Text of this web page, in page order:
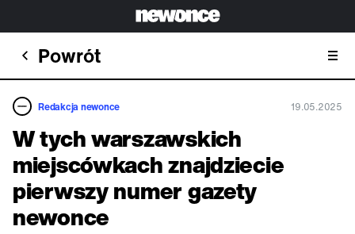
Powrót
Redakcja newonce 19.05.2025
W tych warszawskich
miejscówkach znajdziecie
pierwszy numer gazety
newonce